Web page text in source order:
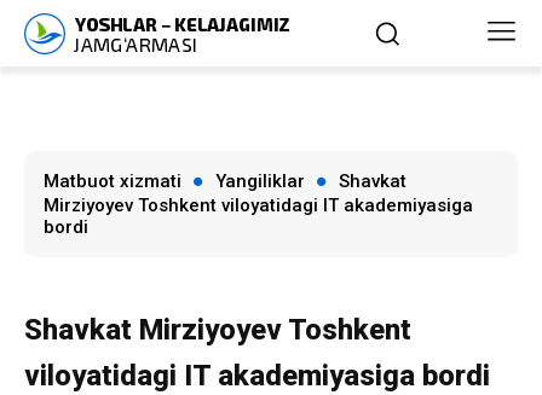
Matbuot xizmati Yangiliklar
Shavkat
Mirziyoyev Toshkent viloyatidagi IT akademiyasiga
bordi
Shavkat Mirziyoyev Toshkent
viloyatidagi IT akademiyasiga bordi